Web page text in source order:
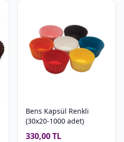
Bens Kapsül Renkli
(30x20-1000 adet)
330,00 TL